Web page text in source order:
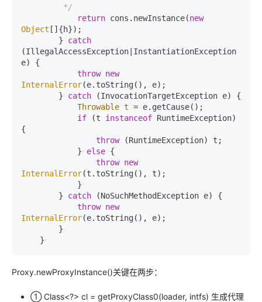
         */
return cons.newInstance(new
Object []{h});
        }
catch
(IllegalAccessException|InstantiationException
e) {
throw new
InternalError(e.toString(), e);
        }
catch (InvocationTargetException e) {
Throwable t = e.getCause();
if (t instanceof RuntimeException)
{
throw (RuntimeException) t;
            }
else {
throw new
InternalError(t.toString(), t);
        }
catch (NoSuchMethodException e) {
throw new
InternalError(e.toString(), e);
    }
Proxy.newProxyInstance()关键在两步：
① Class<?> cl = getProxyClass0(loader, intfs) 生成代理